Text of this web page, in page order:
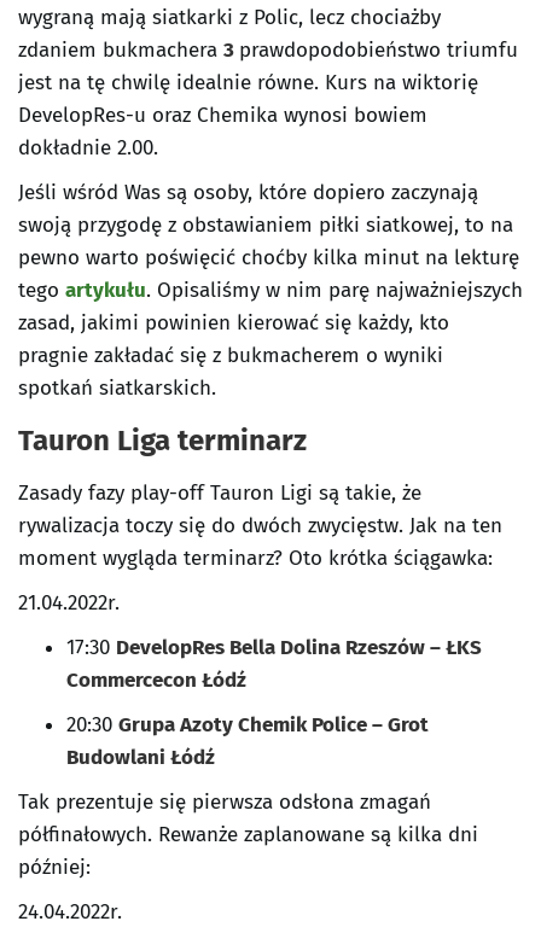
wygraną mają siatkarki z Polic, lecz chociażby
zdaniem bukmachera 3 prawdopodobieństwo triumfu
jest na tę chwilę idealnie równe. Kurs na wiktorię
DevelopRes-u oraz Chemika wynosi bowiem
dokładnie 2.00.
Jeśli wśród Was są osoby, które dopiero zaczynają
swoją przygodę z obstawianiem piłki siatkowej, to na
pewno warto poświęcić choćby kilka minut na lekturę
tego artykułu. Opisaliśmy w nim parę najważniejszych
zasad, jakimi powinien kierować się każdy, kto
pragnie zakładać się z bukmacherem o wyniki
spotkań siatkarskich.
Tauron Liga terminarz
Zasady fazy play-off Tauron Ligi są takie, że
rywalizacja toczy się do dwóch zwycięstw. Jak na ten
moment wygląda terminarz? Oto krótka ściągawka:
21.04.2022r.
17:30 DevelopRes Bella Dolina Rzeszów – ŁKS
Commercecon Łódź
20:30 Grupa Azoty Chemik Police – Grot
Budowlani Łódź
Tak prezentuje się pierwsza odsłona zmagań
półfinałowych. Rewanże zaplanowane są kilka dni
później:
24.04.2022r.